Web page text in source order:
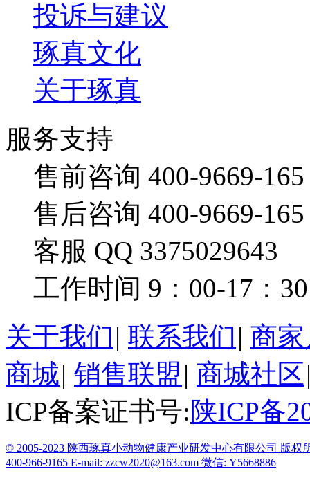
投诉与建议
琢真文化
关于琢真
服务支持
售前咨询 400-9669-165
售后咨询 400-9669-165
客服 QQ 3375029643
工作时间 9：00-17：30
关于我们 | 联系我们 | 商
商城| 销售联盟 | 商城社区
ICP备案证书号:陕ICP备
© 2005-2023 陕西琢真小动物健康产业研发中心有限公司 版权
400-966-9165 E-mail: zzcw2020@163.com 微信: Y5668886